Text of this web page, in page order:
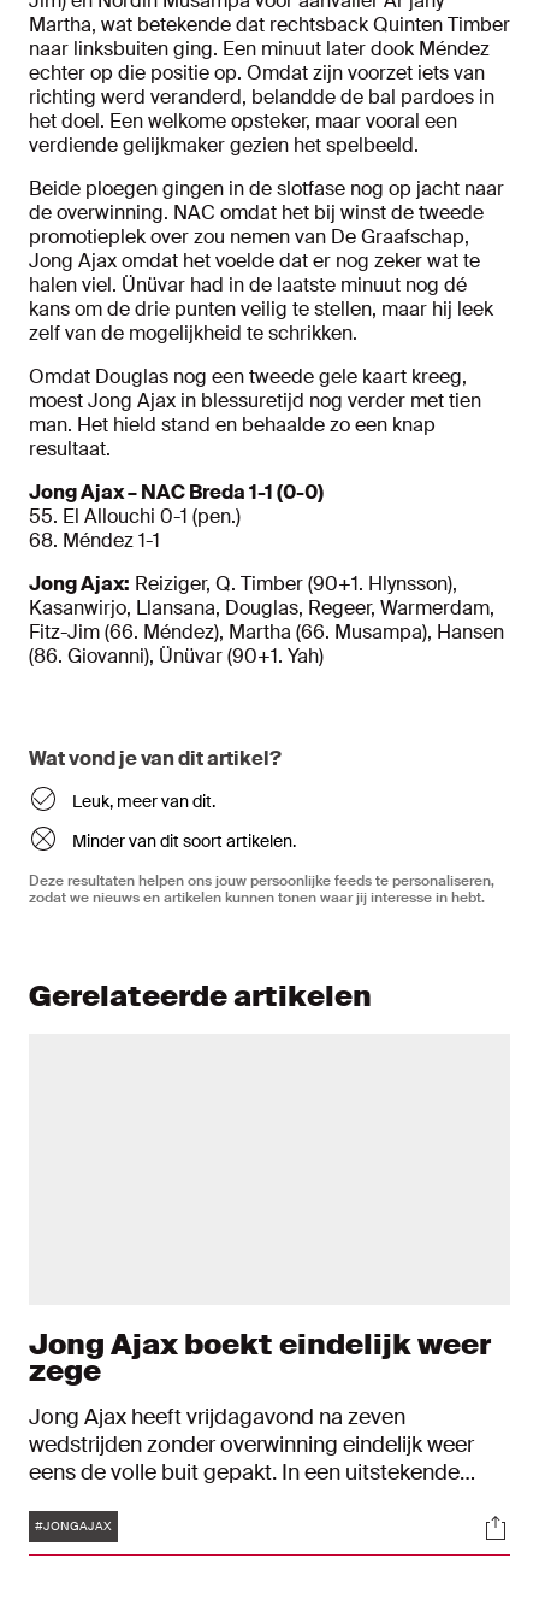
Martha, wat betekende dat rechtsback Quinten Timber
naar linksbuiten ging. Een minuut later dook Méndez
echter op die positie op. Omdat zijn voorzet iets van
richting werd veranderd, belandde de bal pardoes in
het doel. Een welkome opsteker, maar vooral een
verdiende gelijkmaker gezien het spelbeeld.
Beide ploegen gingen in de slotfase nog op jacht naar
de overwinning. NAC omdat het bij winst de tweede
promotieplek over zou nemen van De Graafschap,
Jong Ajax omdat het voelde dat er nog zeker wat te
halen viel. Ünüvar had in de laatste minuut nog dé
kans om de drie punten veilig te stellen, maar hij leek
zelf van de mogelijkheid te schrikken.
Omdat Douglas nog een tweede gele kaart kreeg,
moest Jong Ajax in blessuretijd nog verder met tien
man. Het hield stand en behaalde zo een knap
resultaat.
Jong Ajax – NAC Breda 1-1 (0-0)
55. El Allouchi 0-1 (pen.)
68. Méndez 1-1
Jong Ajax: Reiziger, Q. Timber (90+1. Hlynsson),
Kasanwirjo, Llansana, Douglas, Regeer, Warmerdam,
Fitz-Jim (66. Méndez), Martha (66. Musampa), Hansen
(86. Giovanni), Ünüvar (90+1. Yah)
Wat vond je van dit artikel?
Leuk, meer van dit.
Minder van dit soort artikelen.
Deze resultaten helpen ons jouw persoonlijke feeds te personaliseren,
zodat we nieuws en artikelen kunnen tonen waar jij interesse in hebt.
Gerelateerde artikelen
Jong Ajax boekt eindelijk weer
zege
Jong Ajax heeft vrijdagavond na zeven
wedstrijden zonder overwinning eindelijk weer
eens de volle buit gepakt. In een uitstekende
Gaag dankzij doelpunten van Naci Ünüvar,
Nordin Musampa, Ar’jany Martha en Sontje
Tags
#JONGAJAX